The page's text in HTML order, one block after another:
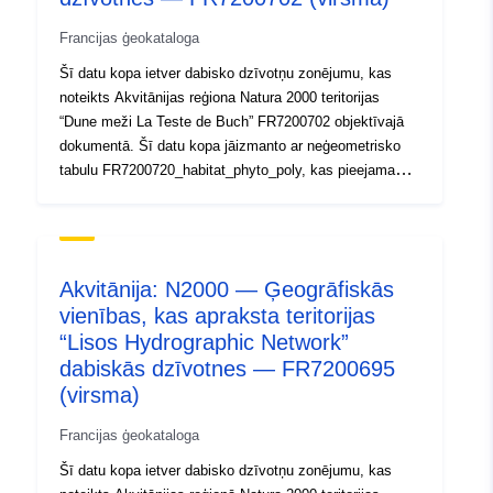
kartēts. Dzīvotņu noteikšanas pamatā galvenokārt ir
klasiskā fitosocioloģiskā pieeja (Francijas Prodrome des
tipoloģiskie kritēriji). Ja elementāro dzīvotņu
individualizācija nav iespējama, norobežo zonējumu, ko
sauc par “dzīvotņu kompleksu” ar aplēsi par katras
dzīvotnes relatīvo proporciju “dzīvotņu kompleksā”
zonējumam. PIEZĪME. šie dati tiek sniegti informācijas
Francijas ģeokataloga
Šī datu kopa ietver dabisko dzīvotņu zonējumu, kas
noteikts Akvitānijas reģiona Natura 2000 teritorijas
“Dune meži La Teste de Buch” FR7200702 objektīvajā
dokumentā. Šī datu kopa jāizmanto ar neģeometrisko
tabulu FR7200720_habitat_phyto_poly, kas pieejama
stāvoklis, atjaunošana, fitosocioloģija utt.), kā arī
dati (dzīvotņu saraksti). Natura 2000 teritorijas
objektīvajā dokumentā ir ietverts dabisko dzīvotņu un
sugu dzīvotņu, jo īpaši Kopienas nozīmes,
inventarizācija un bioloģiskais apraksts. Visas teritorijā
sastopamās dzīvotnes neatkarīgi no tā, vai tās ir vai
nav Kopienas nozīmes dzīvotnes, ir: identificēts un
kartēts. Dzīvotņu noteikšanas pamatā galvenokārt ir
klasiskā fitosocioloģiskā pieeja (Francijas Prodrome des
Végétations un Dienvidatlantijas CBN ražoto dzīvotņu
Akvitānija: N2000 — Ģeogrāfiskās
vienības, kas apraksta teritorijas
“Lisos Hydrographic Network”
dabiskās dzīvotnes — FR7200695
(virsma)
Francijas ģeokataloga
Šī datu kopa ietver dabisko dzīvotņu zonējumu, kas